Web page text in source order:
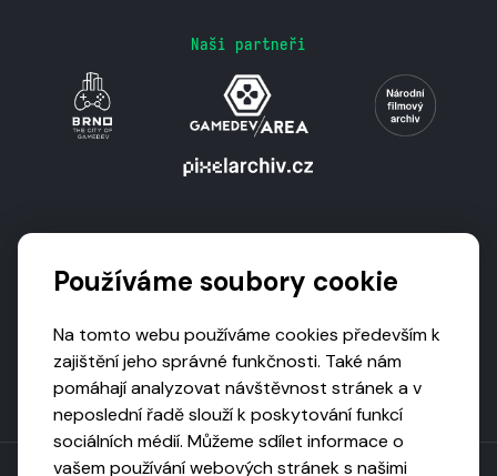
Naši partneři
Používáme soubory cookie
Na tomto webu používáme cookies především k
zajištění jeho správné funkčnosti. Také nám
pomáhají analyzovat návštěvnost stránek a v
neposlední řadě slouží k poskytování funkcí
sociálních médií. Můžeme sdílet informace o
vašem používání webových stránek s našimi